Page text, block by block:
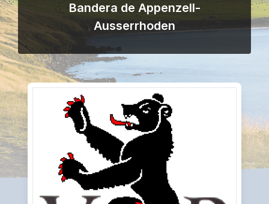
Bandera de Appenzell-
Ausserrhoden